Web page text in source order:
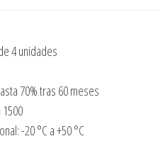
4 unidades
70% tras 60 meses
-20 °C a +50 °C